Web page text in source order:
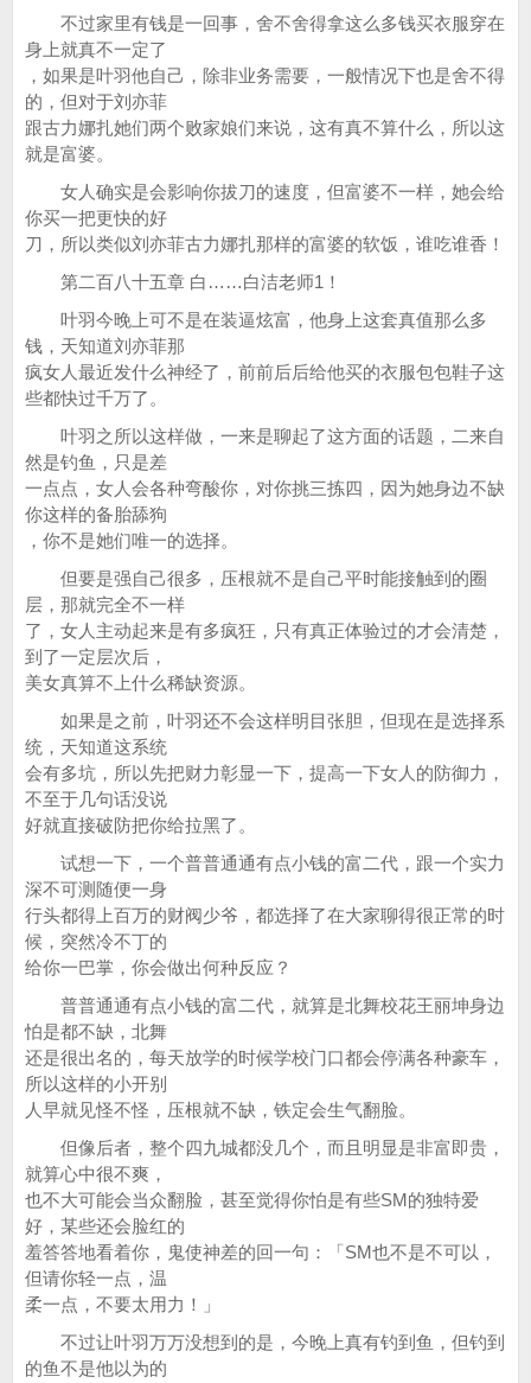
不过家里有钱是一回事，舍不舍得拿这么多钱买衣服穿在
身上就真不一定了
，如果是叶羽他自己，除非业务需要，一般情况下也是舍不得
的，但对于刘亦菲
跟古力娜扎她们两个败家娘们来说，这有真不算什么，所以这
就是富婆。
女人确实是会影响你拔刀的速度，但富婆不一样，她会给
你买一把更快的好
刀，所以类似刘亦菲古力娜扎那样的富婆的软饭，谁吃谁香！
第二百八十五章 白……白洁老师1！
叶羽今晚上可不是在装逼炫富，他身上这套真值那么多
钱，天知道刘亦菲那
疯女人最近发什么神经了，前前后后给他买的衣服包包鞋子这
些都快过千万了。
叶羽之所以这样做，一来是聊起了这方面的话题，二来自
然是钓鱼，只是差
一点点，女人会各种弯酸你，对你挑三拣四，因为她身边不缺
你这样的备胎舔狗
，你不是她们唯一的选择。
但要是强自己很多，压根就不是自己平时能接触到的圈
层，那就完全不一样
了，女人主动起来是有多疯狂，只有真正体验过的才会清楚，
到了一定层次后，
美女真算不上什么稀缺资源。
如果是之前，叶羽还不会这样明目张胆，但现在是选择系
统，天知道这系统
会有多坑，所以先把财力彰显一下，提高一下女人的防御力，
不至于几句话没说
好就直接破防把你给拉黑了。
试想一下，一个普普通通有点小钱的富二代，跟一个实力
深不可测随便一身
行头都得上百万的财阀少爷，都选择了在大家聊得很正常的时
候，突然冷不丁的
给你一巴掌，你会做出何种反应？
普普通通有点小钱的富二代，就算是北舞校花王丽坤身边
怕是都不缺，北舞
还是很出名的，每天放学的时候学校门口都会停满各种豪车，
所以这样的小开别
人早就见怪不怪，压根就不缺，铁定会生气翻脸。
但像后者，整个四九城都没几个，而且明显是非富即贵，
就算心中很不爽，
也不大可能会当众翻脸，甚至觉得你怕是有些SM的独特爱
好，某些还会脸红的
羞答答地看着你，鬼使神差的回一句：「SM也不是不可以，
但请你轻一点，温
柔一点，不要太用力！」
不过让叶羽万万没想到的是，今晚上真有钓到鱼，但钓到
的鱼不是他以为的